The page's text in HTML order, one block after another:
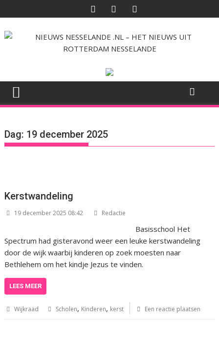
naar
de
inhoud
Dag: 19 december 2025
Kerstwandeling
19 december 2025 08:42 Redactie
Basisschool Het
Spectrum had gisteravond weer een leuke kerstwandeling
door de wijk waarbij kinderen op zoek moesten naar
Bethlehem om het kindje Jezus te vinden.
LEES MEER
Wijkraad Scholen, Kinderen, kerst Een reactie plaatsen